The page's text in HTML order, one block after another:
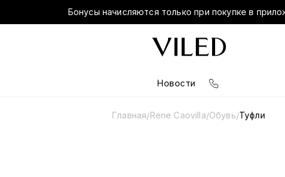
Бонусы начисляются только при покупке в
Новости
Главная/Rene Caovilla/Обувь/Туфли